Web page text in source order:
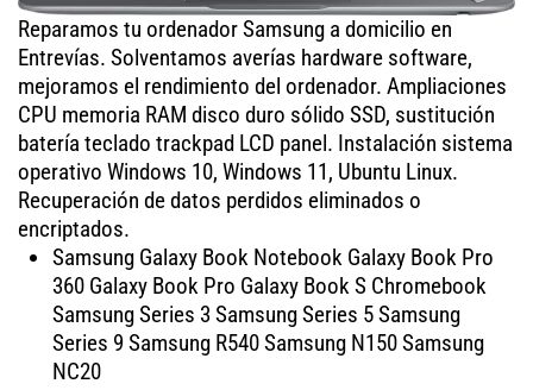
Reparamos tu ordenador Samsung a domicilio en
Entrevías. Solventamos averías hardware software,
mejoramos el rendimiento del ordenador. Ampliaciones
CPU memoria RAM disco duro sólido SSD, sustitución
batería teclado trackpad LCD panel. Instalación sistema
operativo Windows 10, Windows 11, Ubuntu Linux.
Recuperación de datos perdidos eliminados o
encriptados.
Samsung Galaxy Book Notebook Galaxy Book Pro
360 Galaxy Book Pro Galaxy Book S Chromebook
Samsung Series 3 Samsung Series 5 Samsung
Series 9 Samsung R540 Samsung N150 Samsung
NC20